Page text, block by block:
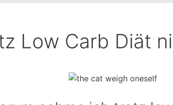
Low Carb Diät